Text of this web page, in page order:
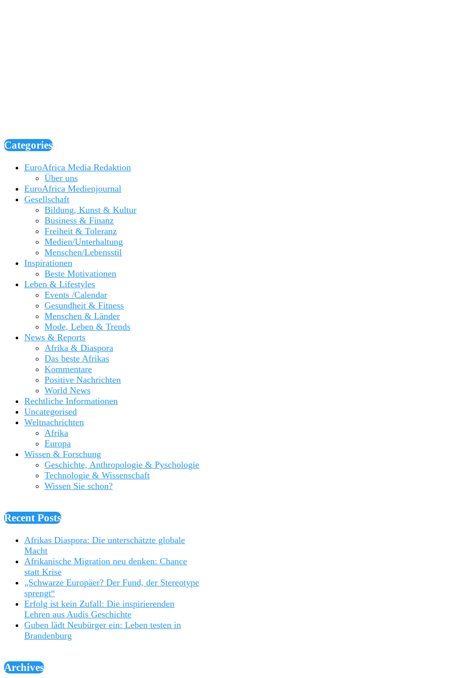
Categories
EuroAfrica Media Redaktion
Über uns
EuroAfrica Medienjournal
Gesellschaft
Bildung, Kunst & Kultur
Business & Finanz
Freiheit & Toleranz
Medien/Unterhaltung
Menschen/Lebensstil
Inspirationen
Beste Motivationen
Leben & Lifestyles
Events /Calendar
Gesundheit & Fitness
Menschen & Länder
Mode, Leben & Trends
News & Reports
Afrika & Diaspora
Das beste Afrikas
Kommentare
Positive Nachrichten
World News
Rechtliche Informationen
Uncategorised
Weltnachrichten
Afrika
Europa
Wissen & Forschung
Geschichte, Anthropologie & Pyschologie
Technologie & Wissenschaft
Wissen Sie schon?
Recent Posts
Afrikas Diaspora: Die unterschätzte globale
Macht
Afrikanische Migration neu denken: Chance
statt Krise
„Schwarze Europäer? Der Fund, der Stereotype
sprengt“
Erfolg ist kein Zufall: Die inspirierenden
Lehren aus Audis Geschichte
Guben lädt Neubürger ein: Leben testen in
Brandenburg
Archives